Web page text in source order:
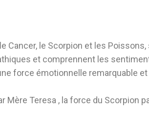
le Cancer, le Scorpion et les
et comprennent les
force émotionnelle remarquable
Mère Teresa , la force du Scorpion